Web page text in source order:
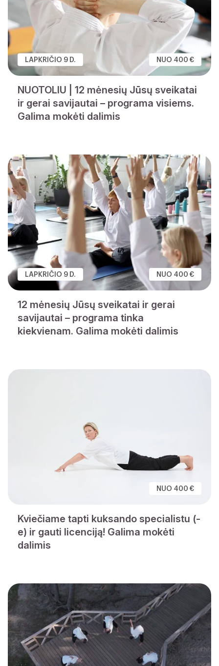
LAPKRIČIO 9 D. NUO 400 €
NUOTOLIU | 12 mėnesių Jūsų sveikatai
ir gerai savijautai – programa visiems.
Galima mokėti dalimis
LAPKRIČIO 9 D. NUO 400 €
12 mėnesių Jūsų sveikatai ir gerai
savijautai – programa tinka
kiekvienam. Galima mokėti dalimis
NUO 400 €
Kviečiame tapti kuksando specialistu (-
e) ir gauti licenciją! Galima mokėti
dalimis